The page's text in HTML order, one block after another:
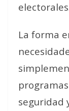
La forma
seguridad